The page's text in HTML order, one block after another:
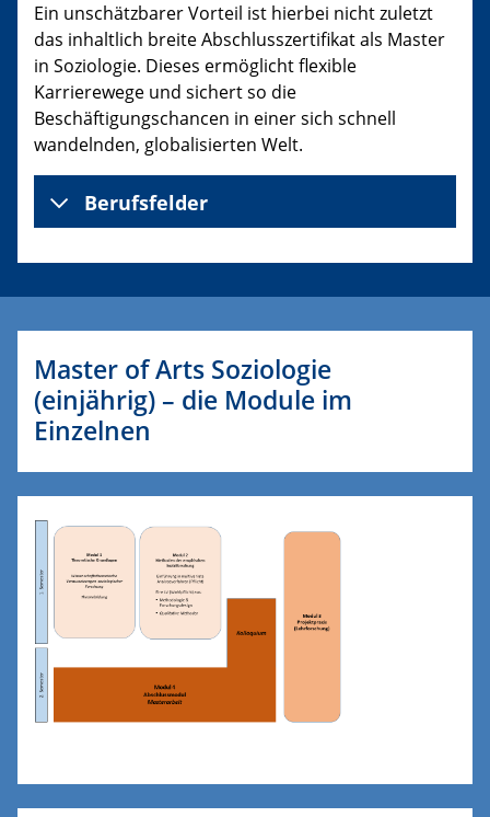
Ein unschätzbarer Vorteil ist hierbei nicht zuletzt
das inhaltlich breite Abschlusszertifikat als Master
in Soziologie. Dieses ermöglicht flexible
Karrierewege und sichert so die
Beschäftigungschancen in einer sich schnell
wandelnden, globalisierten Welt.
Berufsfelder
Master of Arts Soziologie
(einjährig) – die Module im
Einzelnen